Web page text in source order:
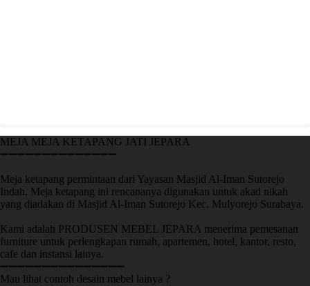
MEJA MEJA KETAPANG JATI JEPARA
➖➖➖➖➖➖➖➖➖➖➖➖➖➖
Meja ketapang permintaan dari Yayasan Masjid Al-Iman Sutorejo
Indah. Meja ketapang ini rencananya digunakan untuk akad nikah
yang diadakan di Masjid Al-Iman Sutorejo Kec. Mulyorejo Surabaya.
Kami adalah PRODUSEN MEBEL JEPARA menerima pemesanan
furniture untuk perlengkapan rumah, apartemen, hotel, kantor, resto,
cafe dan instansi lainya.
➖➖➖➖➖➖➖➖➖➖➖➖➖➖➖
Mau lihat contoh desain mebel lainya ?